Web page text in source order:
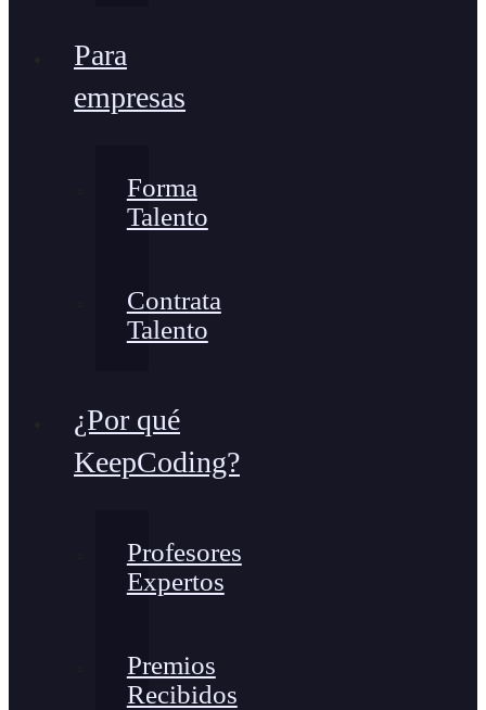
Para
empresas
Forma
Talento
Contrata
Talento
¿Por qué
KeepCoding?
Profesores
Expertos
Premios
Recibidos